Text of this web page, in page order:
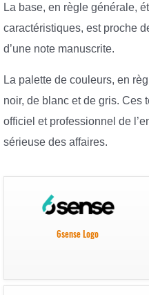
La base, en règle générale,
caractéristiques, est proche
d’une note manuscrite.
La palette de couleurs, en
noir, de blanc et de gris. Ces
officiel et professionnel de
sérieuse des affaires.
6sense Logo